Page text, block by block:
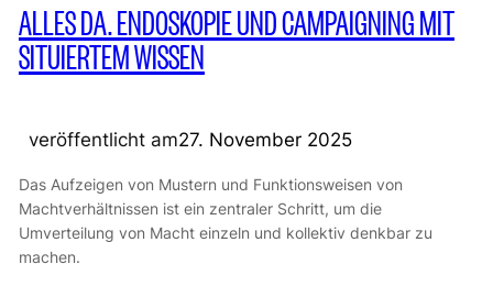
ALLES DA. ENDOSKOPIE UND CAMPAIGNING MIT
SITUIERTEM WISSEN
veröffentlicht am27. November 2025
Das Aufzeigen von Mustern und Funktionsweisen von
Machtverhältnissen ist ein zentraler Schritt, um die
Umverteilung von Macht einzeln und kollektiv denkbar zu
machen.